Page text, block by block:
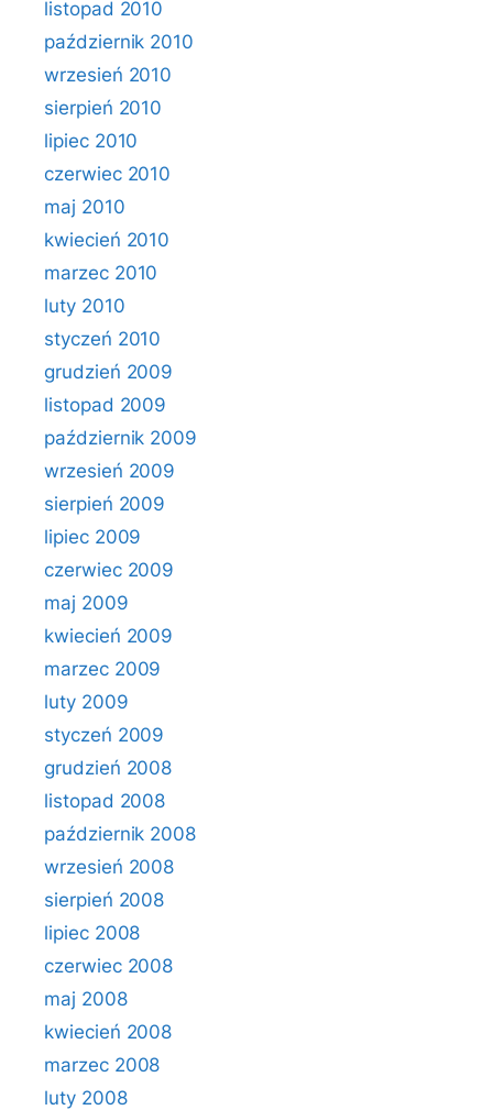
listopad 2010
październik 2010
wrzesień 2010
sierpień 2010
lipiec 2010
czerwiec 2010
maj 2010
kwiecień 2010
marzec 2010
luty 2010
styczeń 2010
grudzień 2009
listopad 2009
październik 2009
wrzesień 2009
sierpień 2009
lipiec 2009
czerwiec 2009
maj 2009
kwiecień 2009
marzec 2009
luty 2009
styczeń 2009
grudzień 2008
listopad 2008
październik 2008
wrzesień 2008
sierpień 2008
lipiec 2008
czerwiec 2008
maj 2008
kwiecień 2008
marzec 2008
luty 2008